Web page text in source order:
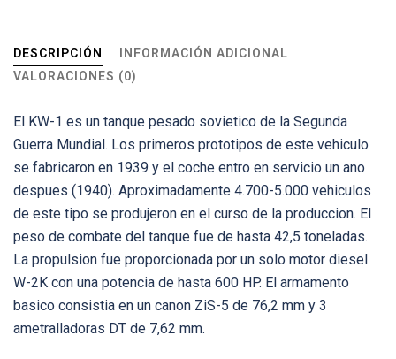
DESCRIPCIÓN
INFORMACIÓN ADICIONAL
VALORACIONES (0)
El KW-1 es un tanque pesado sovietico de la Segunda
Guerra Mundial. Los primeros prototipos de este vehiculo
se fabricaron en 1939 y el coche entro en servicio un ano
despues (1940). Aproximadamente 4.700-5.000 vehiculos
de este tipo se produjeron en el curso de la produccion. El
peso de combate del tanque fue de hasta 42,5 toneladas.
La propulsion fue proporcionada por un solo motor diesel
W-2K con una potencia de hasta 600 HP. El armamento
basico consistia en un canon ZiS-5 de 76,2 mm y 3
ametralladoras DT de 7,62 mm.